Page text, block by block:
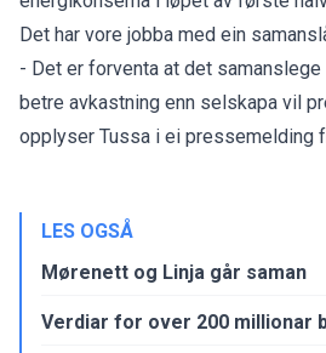
Det har vore jobba med ein
- Det er forventa at det
betre avkastning enn selskapa vil
opplyser Tussa i ei pressemelding
LES OGSÅ
Mørenett og Linja går saman
Verdiar for over 200 millionar